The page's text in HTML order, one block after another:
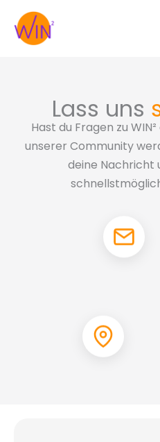
Inhalt
springen
Lass uns
Hast du Fragen zu
unserer Community
deine Nachricht